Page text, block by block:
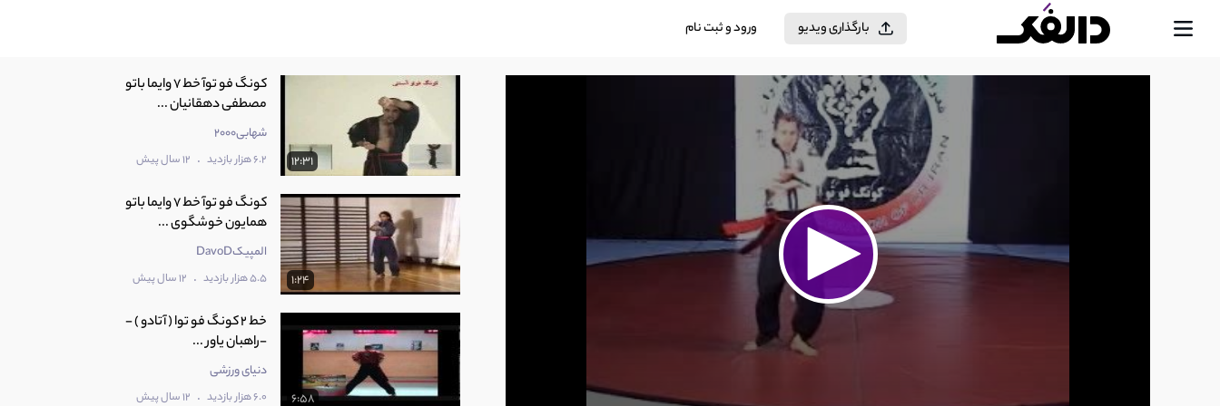
بارگذاری ویدیو ورود و ثبت نام
12:31
كونگ فو توآ خط 7 وایما باتو
مصطفی دهقانیان ...
شهابی2000
6.2 هزار بازدید . 12 سال پیش
1:24
كونگ فو توآ خط 7 وایما باتو
همایون خوشگوی ...
المپیکDavoD
5.5 هزار بازدید . 12 سال پیش
6:58
خط 2 کونگ فو توا ( آتادو ) -
-راهبان یاور ...
دنیای ورزشی
6.0 هزار بازدید . 12 سال پیش